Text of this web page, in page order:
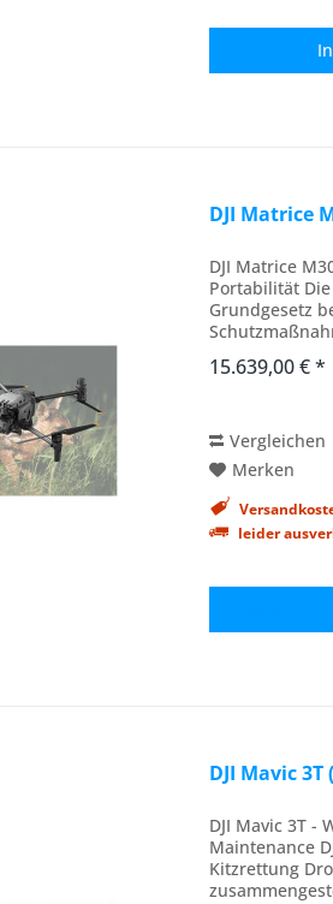
DJI Matrice
DJI Matrice
Portabilität
Grundgesetz
15.639,00 € *
Vergleichen
Merken
leider
DJI Mavic
DJI Mavic 3T -
Maintenance
Kitzrettung